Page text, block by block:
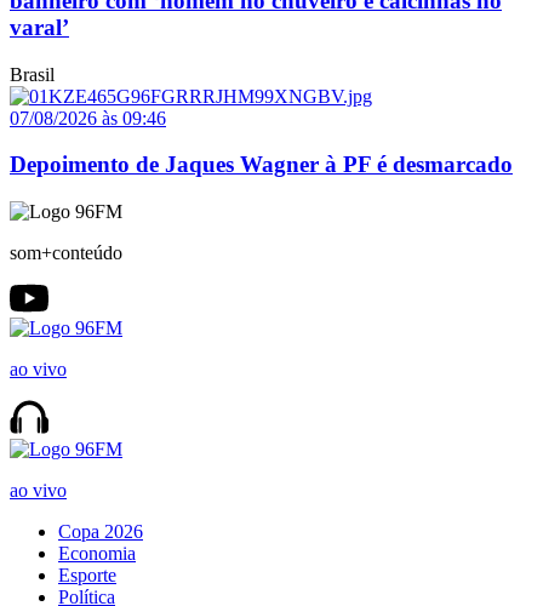
varal’
Brasil
07/08/2026 às 09:46
Depoimento de Jaques Wagner à PF é desmarcado
som+conteúdo
ao vivo
ao vivo
Copa 2026
Economia
Esporte
Política